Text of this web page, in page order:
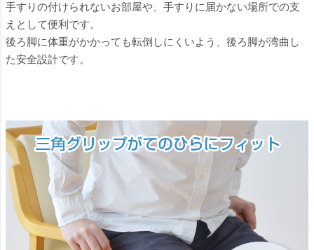
手すりの付けられないお部屋や、手すりに届かない場所での支
えとして便利です。
後ろ脚に体重がかかっても転倒しにくいよう、後ろ脚が湾曲し
た安全設計です。